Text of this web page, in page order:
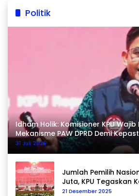
Politik
Idham Holik: Komisioner KPU Wajib
Mekanisme PAW DPRD Demi
31 Juli 2026
Jumlah Pemilih
Juta, KPU Tegaskan
Data Berkelanjutan
21 Desember 2025